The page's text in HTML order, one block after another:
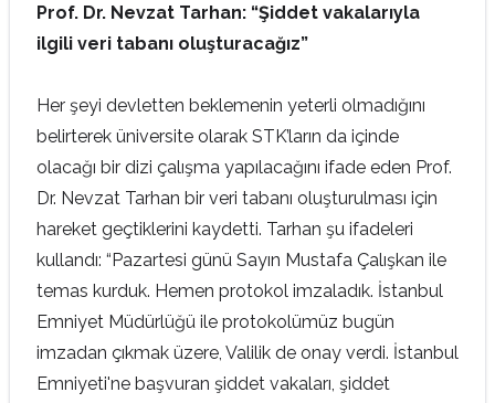
Prof. Dr. Nevzat Tarhan: “Şiddet vakalarıyla
ilgili veri tabanı oluşturacağız”
Her şeyi devletten beklemenin yeterli olmadığını
belirterek üniversite olarak STK’ların da içinde
olacağı bir dizi çalışma yapılacağını ifade eden Prof.
Dr. Nevzat Tarhan bir veri tabanı oluşturulması için
hareket geçtiklerini kaydetti. Tarhan şu ifadeleri
kullandı: “Pazartesi günü Sayın Mustafa Çalışkan ile
temas kurduk. Hemen protokol imzaladık. İstanbul
Emniyet Müdürlüğü ile protokolümüz bugün
imzadan çıkmak üzere, Valilik de onay verdi. İstanbul
Emniyeti'ne başvuran şiddet vakaları, şiddet